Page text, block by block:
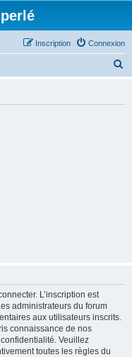
Connexion
Inscription
L’inscription est
administrateurs du forum
aux utilisateurs inscrits.
connaissance de nos
Veuillez
toutes les règles du